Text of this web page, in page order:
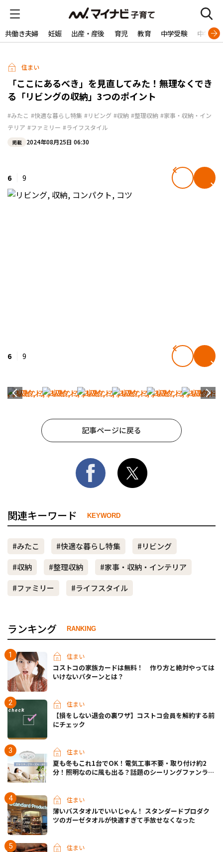
共働き夫婦 妊娠 出産・産後 育児 教育 中学受験 中学生
住まい
「ここにあるべき」を見直してみた！無理なくでき
る「リビングの収納」3つのポイント
#みたこ #快適な暮らし特集 #リビング #収納 #整理収納 #家事・収納・イン
テリア #ファミリー #ライフスタイル
掲載 2024年08月25日 06:30
6 9
6 9
記事ページに戻る
関連キーワード KEYWORD
#みたこ #快適な暮らし特集
#リビング
#収納
#整理収納
#家事・収納・インテリア
#ファミリー
#ライフスタイル
ランキング RANKING
住まい
コストコの家族カードは無料！ 作り方と絶対やっては
いけないパターンとは？
住まい
【損をしない退会の裏ワザ】コストコ会員を解約する前
にチェック
住まい
夏も冬もこれ1台でOK！電気工事不要・取り付け約2
分！照明なのに風も出る？話題のシーリングファンライ
住まい
薄いバスタオルでいいじゃん！ スタンダードプロダク
ツのガーゼタオルが快適すぎて手放せなくなった
住まい